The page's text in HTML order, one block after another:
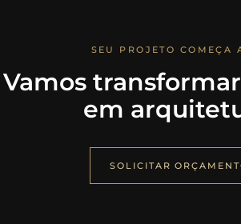
SEU PROJETO COMEÇA
Vamos
em
SOLICITAR